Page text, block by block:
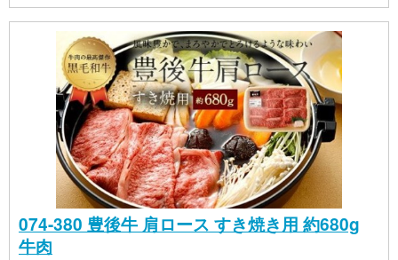
074-380 豊後牛 肩ロース すき焼き用 約680g
牛肉